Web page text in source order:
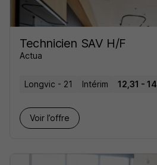
Technicien SAV H/F
Actua
Longvic - 21 Intérim 12,31 -
Voir l’offre